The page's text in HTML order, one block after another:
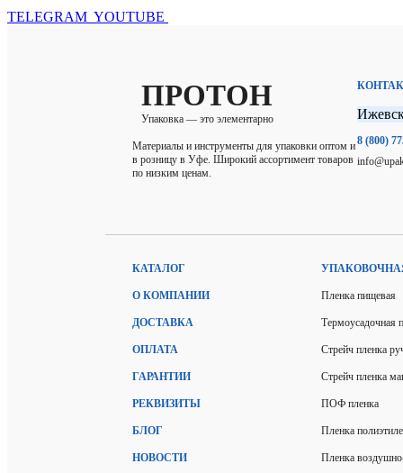
TELEGRAM YOUTUBE
ПРОТОН
Упаковка — это элементарно
Материалы и инструменты для упаковки оптом и
в розницу в Уфе. Широкий ассортимент товаров
по низким ценам.
8 (800)
КАТАЛОГ
О КОМПАНИИ
ДОСТАВКА
ОПЛАТА
ГАРАНТИИ
РЕКВИЗИТЫ
БЛОГ
НОВОСТИ
Пленка пищевая
Термоусадочная
Стрейч пленка
Стрейч пленка
ПОФ пленка
Пленка
Пленка